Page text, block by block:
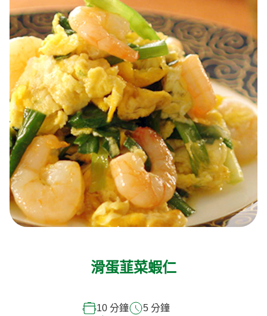
滑蛋韮菜蝦仁
10 分鐘
5 分鐘